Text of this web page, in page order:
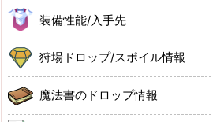
装備性能/入手先
狩場ドロップ/スポイル情報
魔法書のドロップ情報